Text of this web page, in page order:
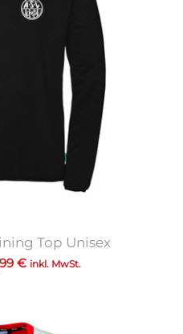
Top Unisex
€ inkl. MwSt.